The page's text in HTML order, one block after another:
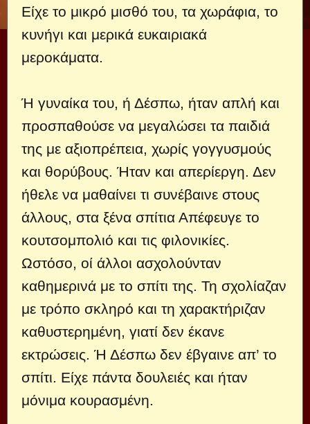
Είχε το μικρό μισθό του, τα χωράφια, το
κυνήγι και μερικά ευκαιριακά
μεροκάματα.
Ή γυναίκα του, ή Δέσπω, ήταν απλή και
προσπαθούσε να μεγαλώσει τα παιδιά
της με αξιοπρέπεια, χωρίς γογγυσμούς
και θορύβους. Ήταν και απερίεργη. Δεν
ήθελε να μαθαίνει τι συνέβαινε στους
άλλους, στα ξένα σπίτια Απέφευγε το
κουτσομπολιό και τις φιλονικίες.
Ωστόσο, οί άλλοι ασχολούνταν
καθημερινά με το σπίτι της. Τη σχολίαζαν
με τρόπο σκληρό και τη χαρακτήριζαν
καθυστερημένη, γιατί δεν έκανε
εκτρώσεις. Ή Δέσπω δεν έβγαινε απ’ το
σπίτι. Είχε πάντα δουλειές και ήταν
μόνιμα κουρασμένη.